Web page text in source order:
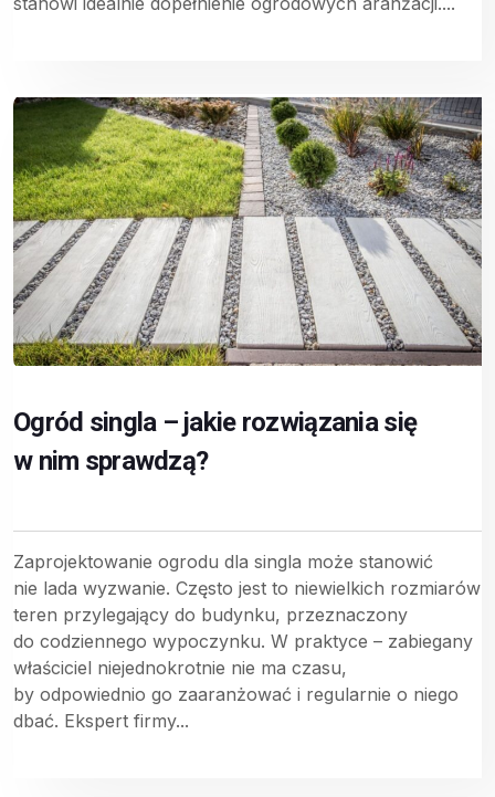
Ogród singla – jakie rozwiązania się
w nim sprawdzą?
Zaprojektowanie ogrodu dla singla może stanowić
nie lada wyzwanie. Często jest to niewielkich rozmiarów
teren przylegający do budynku, przeznaczony
do codziennego wypoczynku. W praktyce – zabiegany
właściciel niejednokrotnie nie ma czasu,
by odpowiednio go zaaranżować i regularnie o niego
dbać. Ekspert firmy...